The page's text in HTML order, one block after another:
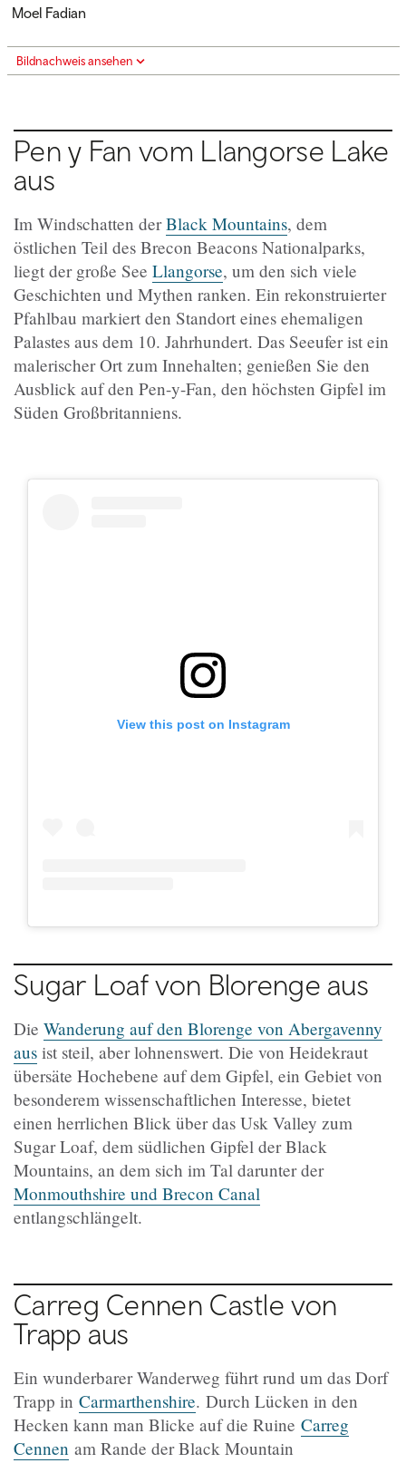
Moel Fadian
Bildnachweis ansehen
Pen y Fan vom Llangorse Lake
aus
Im Windschatten derBlack Mountains, dem
östlichen Teil des Brecon Beacons Nationalparks,
liegt der große See Llangorse, um den sich viele
Geschichten und Mythen ranken. Ein rekonstruierter
Pfahlbau markiert den Standort eines ehemaligen
Palastes aus dem 10. Jahrhundert. Das Seeufer ist ein
malerischer Ort zum Innehalten; genießen Sie den
Ausblick auf den Pen-y-Fan, den höchsten Gipfel im
Süden Großbritanniens.
View this post on Instagram
Sugar Loaf von Blorenge aus
Die Wanderung auf den Blorenge von Abergavenny
aus ist steil, aber lohnenswert. Die von Heidekraut
übersäte Hochebene auf dem Gipfel, ein Gebiet von
besonderem wissenschaftlichen Interesse, bietet
einen herrlichen Blick über das Usk Valley zum
Sugar Loaf, dem südlichen Gipfel der Black
Mountains, an dem sich im Tal darunter der
Monmouthshire und Brecon Canal
entlangschlängelt.
Carreg Cennen Castle von
Trapp aus
Ein wunderbarer Wanderweg führt rund um das Dorf
Trapp in Carmarthenshire. Durch Lücken in den
Hecken kann man Blicke auf die Ruine Carreg
Cennen am Rande der Black Mountain